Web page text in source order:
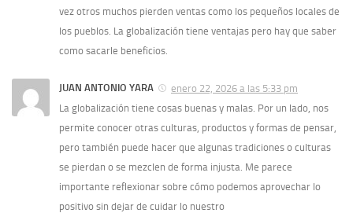
vez otros muchos pierden ventas como los pequeños locales de
los pueblos. La globalización tiene ventajas pero hay que saber
como sacarle beneficios.
JUAN ANTONIO YARA
enero 22, 2026 a las 5:33 pm
La globalización tiene cosas buenas y malas. Por un lado, nos
permite conocer otras culturas, productos y formas de pensar,
pero también puede hacer que algunas tradiciones o culturas
se pierdan o se mezclen de forma injusta. Me parece
importante reflexionar sobre cómo podemos aprovechar lo
positivo sin dejar de cuidar lo nuestro